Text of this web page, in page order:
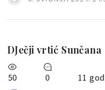
DJečji vrtić Sunčana
50 0 11